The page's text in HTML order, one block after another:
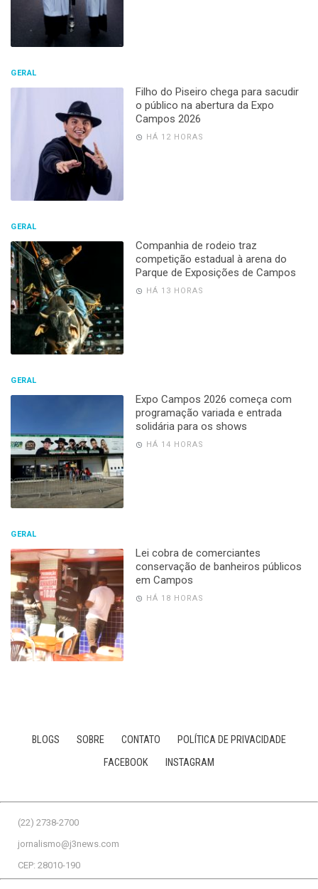
GERAL
Filho do Piseiro chega para sacudir
o público na abertura da Expo
Campos 2026
HÁ 12 HORAS
GERAL
Companhia de rodeio traz
competição estadual à arena do
Parque de Exposições de Campos
HÁ 13 HORAS
GERAL
Expo Campos 2026 começa com
programação variada e entrada
solidária para os shows
HÁ 14 HORAS
GERAL
Lei cobra de comerciantes
conservação de banheiros públicos
em Campos
HÁ 18 HORAS
BLOGS SOBRE CONTATO
POLÍTICA DE PRIVACIDADE
FACEBOOK
INSTAGRAM
(22) 2738-2700
jornalismo@j3news.com
CEP: 28010-190